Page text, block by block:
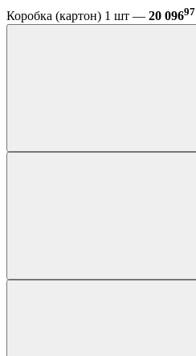
Коробка (картон) 1 шт — 20 09697